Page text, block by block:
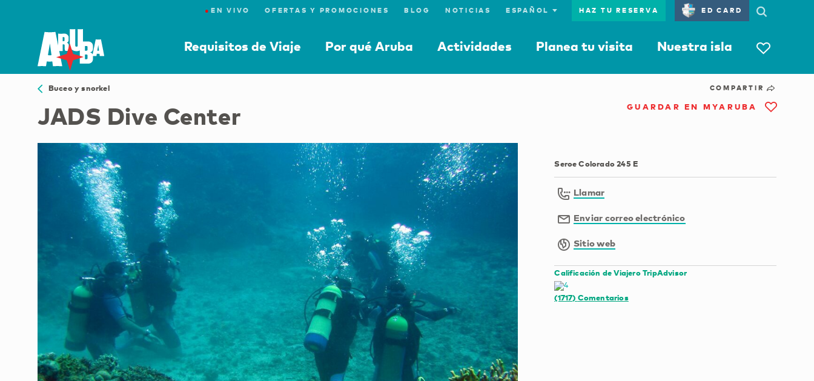
● EN VIVO OFERTAS Y PROMOCIONES BLOG NOTICIAS HAZ TU RESERVA ED CARD
Requisitos de Viaje Por qué Aruba Actividades Planea tu visita Nuestra isla
Buceo y snorkel
JADS Dive Center
COMPARTIR
GUARDAR EN MYARUBA
Seroe Colorado 245 E
Llamar
Enviar correo electrónico
Sitio web
Calificación de Viajero TripAdvisor
(1717) Comentarios